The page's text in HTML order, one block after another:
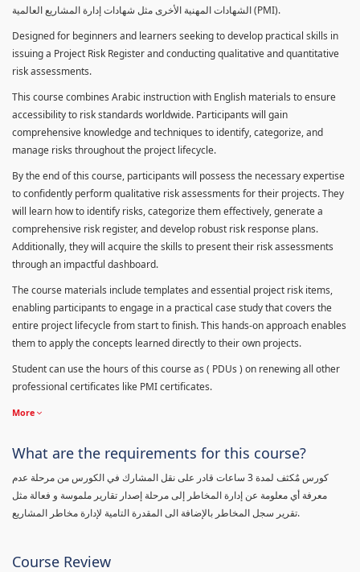
الشهادات المهنية الأخرى مثل شهادات إدارة المشاريع العالمية (PMI).
Designed for beginners and learners seeking to develop practical skills in
issuing a Project Risk Register and conducting qualitative and quantitative
risk assessments.
This course combines Arabic instruction with English materials to ensure
accessibility to risk standards worldwide. Participants will gain
comprehensive knowledge and techniques to identify, categorize, and
manage risks throughout the project lifecycle.
By the end of this course, participants will possess the necessary expertise
to confidently perform qualitative risk assessments for their projects. They
will learn how to identify risks, categorize them effectively, generate a
comprehensive risk register, and develop robust risk response plans.
Additionally, they will acquire the skills to present their risk assessments
through an impactful dashboard.
The course materials include templates and essential project risk items,
enabling participants to engage in a practical case study that covers the
entire project lifecycle from start to finish. This hands-on approach enables
them to apply the concepts learned directly to their own projects.
Student can use the hours of this course as ( PDUs ) on renewing all other
professional certificates like PMI certificates.
More
What are the requirements for this course?
كورس مٌكثف لمدة 3 ساعات قادر على نقل المشارك في الكورس من مرحلة عدم
معرفة أي معلومة عن إدارة المخاطر إلى مرحلة إصدار تقارير ملموسة و فعالة مثل
تقرير سجل المخاطر بالإضافة الى المقدرة التامية لإدارة مخاطر المشاريع.
Course Review